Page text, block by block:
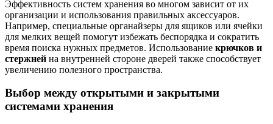
Эффективность систем хранения во многом зависит от их
организации и использования правильных аксессуаров.
Например, специальные органайзеры для ящиков или ячейки
для мелких вещей помогут избежать беспорядка и сократить
время поиска нужных предметов. Использование крючков и
стержней на внутренней стороне дверей также способствует
увеличению полезного пространства.
Выбор между открытыми и закрытыми
системами хранения